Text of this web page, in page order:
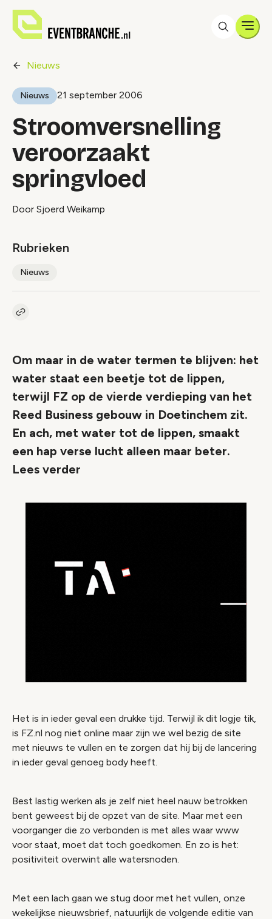
Nieuws
Nieuws 21 september 2006
Stroomversnelling
veroorzaakt
springvloed
Door Sjoerd Weikamp
Rubrieken
Nieuws
Kopieer link naar artikel
Om maar in de water termen te blijven: het
water staat een beetje tot de lippen,
terwijl FZ op de vierde verdieping van het
Reed Business gebouw in Doetinchem zit.
En ach, met water tot de lippen, smaakt
een hap verse lucht alleen maar beter.
Lees verder
Het is in ieder geval een drukke tijd. Terwijl ik dit logje tik,
is FZ.nl nog niet online maar zijn we wel bezig de site
met nieuws te vullen en te zorgen dat hij bij de lancering
in ieder geval genoeg body heeft.
Best lastig werken als je zelf niet heel nauw betrokken
bent geweest bij de opzet van de site. Maar met een
voorganger die zo verbonden is met alles waar www
voor staat, moet dat toch goedkomen. En zo is het:
positiviteit overwint alle watersnoden.
Met een lach gaan we stug door met het vullen, onze
wekelijkse nieuwsbrief, natuurlijk de volgende editie van